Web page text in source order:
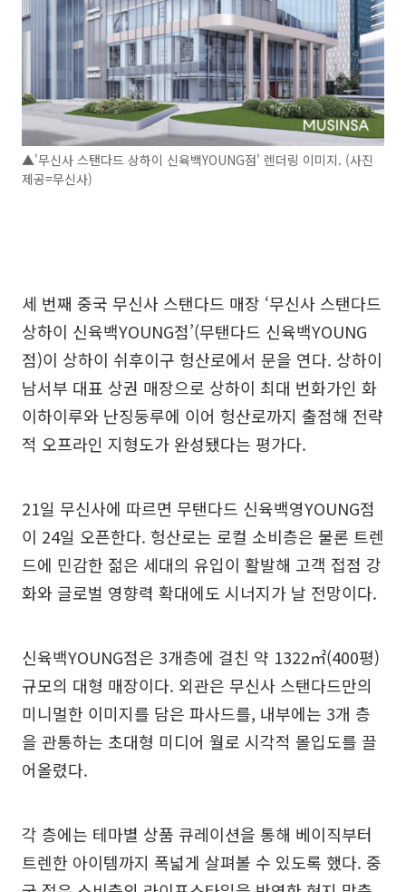
▲'무신사 스탠다드 상하이 신육백YOUNG점' 렌더링 이미지. (사진
제공=무신사)
세 번째 중국 무신사 스탠다드 매장 ‘무신사 스탠다드
상하이 신육백YOUNG점’(무탠다드 신육백YOUNG
점)이 상하이 쉬후이구 헝산로에서 문을 연다. 상하이
남서부 대표 상권 매장으로 상하이 최대 번화가인 화
이하이루와 난징둥루에 이어 헝산로까지 출점해 전략
적 오프라인 지형도가 완성됐다는 평가다.
21일 무신사에 따르면 무탠다드 신육백영YOUNG점
이 24일 오픈한다. 헝산로는 로컬 소비층은 물론 트렌
드에 민감한 젊은 세대의 유입이 활발해 고객 접점 강
화와 글로벌 영향력 확대에도 시너지가 날 전망이다.
신육백YOUNG점은 3개층에 걸친 약 1322㎡(400평)
규모의 대형 매장이다. 외관은 무신사 스탠다드만의
미니멀한 이미지를 담은 파사드를, 내부에는 3개 층
을 관통하는 초대형 미디어 월로 시각적 몰입도를 끌
어올렸다.
각 층에는 테마별 상품 큐레이션을 통해 베이직부터
트렌한 아이템까지 폭넓게 살펴볼 수 있도록 했다. 중